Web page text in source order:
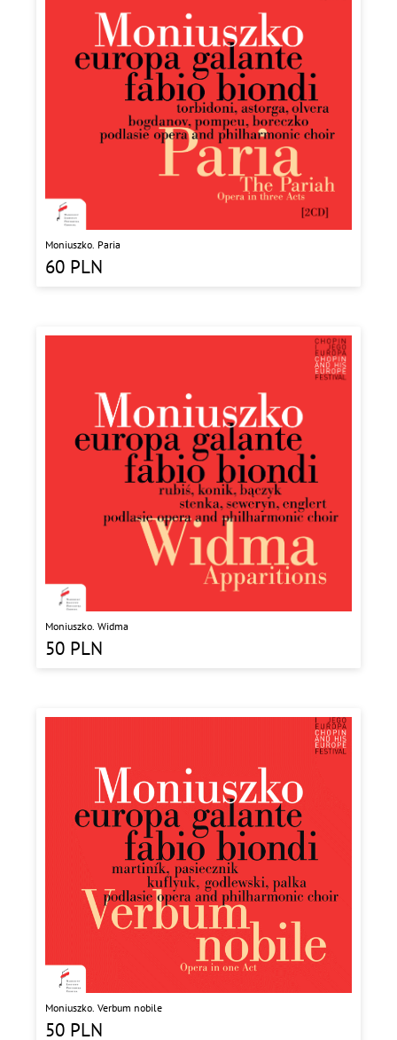
Moniuszko. Paria
60 PLN
Moniuszko. Widma
50 PLN
Moniuszko. Verbum nobile
50 PLN